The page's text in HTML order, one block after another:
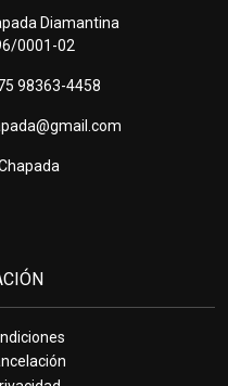
Diamantina
0001-02
98363-4458